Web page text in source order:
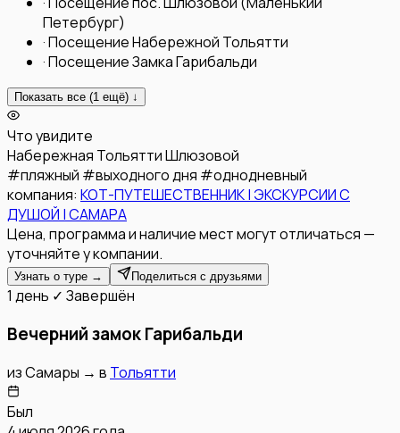
Петербург)
·Посещение Набережной Тольятти
·Посещение Замка Гарибальди
Показать все (1 ещё) ↓
Что увидите
Набережная ТольяттиШлюзовой
#пляжный #выходного дня #однодневный
компания: КОТ-ПУТЕШЕСТВЕННИК | ЭКСКУРСИИ С
ДУШОЙ | САМАРА
Цена, программа и наличие мест могут отличаться —
уточняйте у компании.
Узнать о туре → Поделиться с друзьями
1 день ✓ Завершён
Вечерний замок Гарибальди
изСамары → в Тольятти
Был